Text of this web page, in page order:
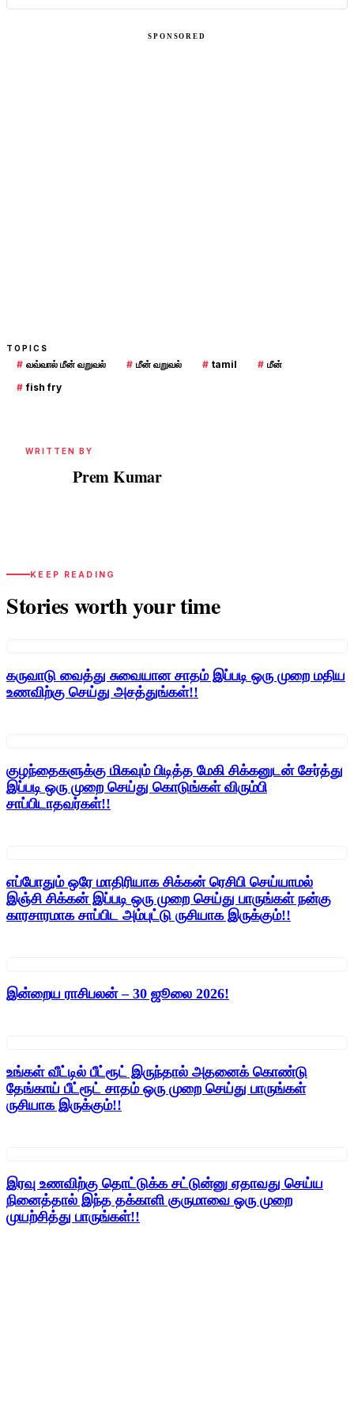
TOPICS
# வவ்வால் மீன் வறுவல் # மீன் வறுவல் # tamil # மீன்
# fish fry
WRITTEN BY
Prem Kumar
KEEP READING
Stories worth your time
கருவாடு வைத்து சுவையான சாதம் இப்படி ஒரு முறை மதிய
உணவிற்கு செய்து அசத்துங்கள்!!
குழந்தைகளுக்கு மிகவும் பிடித்த மேகி சிக்கனுடன் சேர்த்து
இப்படி ஒரு முறை செய்து கொடுங்கள் விரும்பி
சாப்பிடாதவர்கள்!!
எப்போதும் ஒரே மாதிரியாக சிக்கன் ரெசிபி செய்யாமல்
இஞ்சி சிக்கன் இப்படி ஒரு முறை செய்து பாருங்கள் நன்கு
காரசாரமாக சாப்பிட அம்புட்டு ருசியாக இருக்கும்!!
இன்றைய ராசிபலன் – 30 ஜூலை 2026!
உங்கள் வீட்டில் பீட்ரூட் இருந்தால் அதனைக் கொண்டு
தேங்காய் பீட்ரூட் சாதம் ஒரு முறை செய்து பாருங்கள்
ருசியாக இருக்கும்!!
இரவு உணவிற்கு தொட்டுக்க சட்டுன்னு ஏதாவது செய்ய
நினைத்தால் இந்த தக்காளி குருமாவை ஒரு முறை
முயற்சித்து பாருங்கள்!!